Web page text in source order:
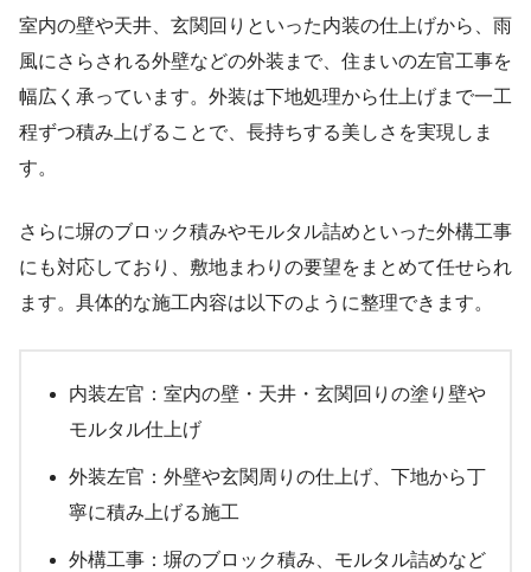
室内の壁や天井、玄関回りといった内装の仕上げから、雨
風にさらされる外壁などの外装まで、住まいの左官工事を
幅広く承っています。外装は下地処理から仕上げまで一工
程ずつ積み上げることで、長持ちする美しさを実現しま
す。
さらに塀のブロック積みやモルタル詰めといった外構工事
にも対応しており、敷地まわりの要望をまとめて任せられ
ます。具体的な施工内容は以下のように整理できます。
内装左官：室内の壁・天井・玄関回りの塗り壁や
モルタル仕上げ
外装左官：外壁や玄関周りの仕上げ、下地から丁
寧に積み上げる施工
外構工事：塀のブロック積み、モルタル詰めなど